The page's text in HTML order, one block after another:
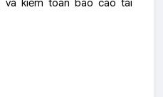
và kiểm toán báo cáo tài